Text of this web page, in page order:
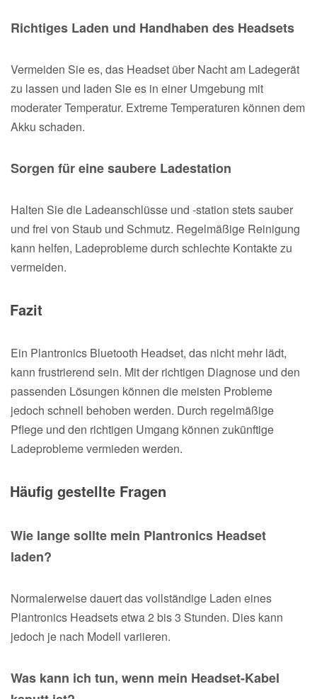
Richtiges Laden und Handhaben des Headsets
Vermeiden Sie es, das Headset über Nacht am Ladegerät
zu lassen und laden Sie es in einer Umgebung mit
moderater Temperatur. Extreme Temperaturen können dem
Akku schaden.
Sorgen für eine saubere Ladestation
Halten Sie die Ladeanschlüsse und -station stets sauber
und frei von Staub und Schmutz. Regelmäßige Reinigung
kann helfen, Ladeprobleme durch schlechte Kontakte zu
vermeiden.
Fazit
Ein Plantronics Bluetooth Headset, das nicht mehr lädt,
kann frustrierend sein. Mit der richtigen Diagnose und den
passenden Lösungen können die meisten Probleme
jedoch schnell behoben werden. Durch regelmäßige
Pflege und den richtigen Umgang können zukünftige
Ladeprobleme vermieden werden.
Häufig gestellte Fragen
Wie lange sollte mein Plantronics Headset
laden?
Normalerweise dauert das vollständige Laden eines
Plantronics Headsets etwa 2 bis 3 Stunden. Dies kann
jedoch je nach Modell variieren.
Was kann ich tun, wenn mein Headset-Kabel